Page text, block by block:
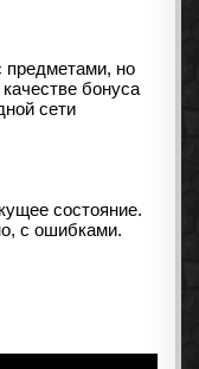
предметами, но
бонуса
сети
состояние.
с ошибками.